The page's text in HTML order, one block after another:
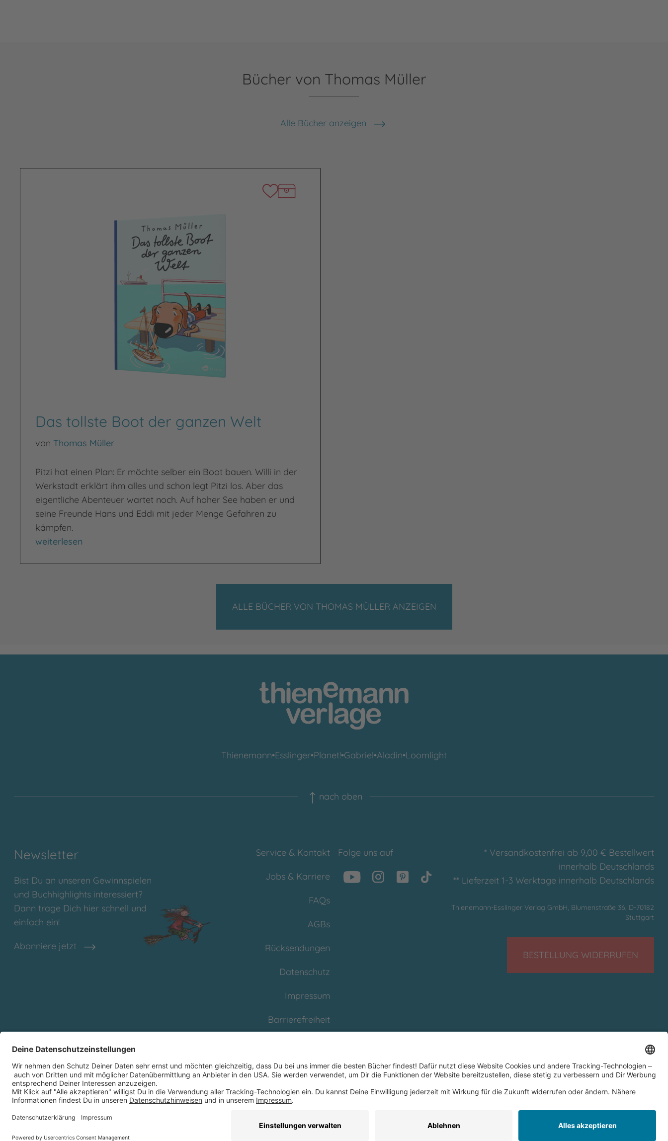
Bücher von Thomas Müller
Alle Bücher anzeigen
Das tollste Boot der ganzen Welt
von Thomas Müller
Pitzi hat einen Plan: Er möchte selber ein Boot bauen. Willi in der
Werkstadt erklärt ihm alles und schon legt Pitzi los. Aber das
eigentliche Abenteuer wartet noch. Auf hoher See haben er und
seine Freunde Hans und Eddi mit jeder Menge Gefahren zu
kämpfen.
Das tollste Boot der ganzen Welt
weiterlesen
ALLE BÜCHER VON THOMAS MÜLLER ANZEIGEN
Thienemann•Esslinger•Planet!•Gabriel•Aladin•Loomlight
nach oben
Newsletter
Bist Du an unseren Gewinnspielen
und Buchhighlights interessiert?
Dann trage Dich hier schnell und
einfach ein!
Abonniere jetzt
Service & Kontakt
Jobs & Karriere
FAQs
AGBs
Rücksendungen
Datenschutz
Impressum
Barrierefreiheit
Partnerprogramm
(Affiliate)
Folge uns auf
* Versandkostenfrei ab 9,00 € Bestellwert
innerhalb Deutschlands
** Lieferzeit 1-3 Werktage innerhalb Deutschlands
Thienemann-Esslinger Verlag GmbH, Blumenstraße 36, D-70182
Stuttgart
BESTELLUNG WIDERRUFEN